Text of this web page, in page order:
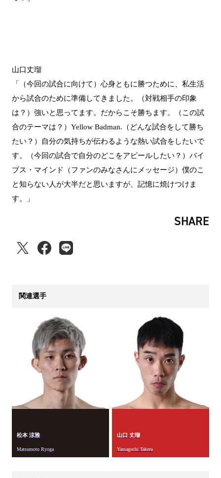
山口丈瑠
「（今回の試合に向けて）心身ともに勝つために、私生活
から試合のために準備してきました。（対戦相手の印象
は？）強いと思ってます。だからこそ勝ちます。（この試
合のテーマは？）Yellow Badman.（どんな試合をして勝ち
たい？）自分の気持ちが伝わるような熱い試合をしたいで
す。（今回の試合で自分のどこをアピールしたい？）バイ
ブス・マインド（ファンのみなさんにメッセージ）僕のこ
と知らない人が大半だと思いますが、記憶に焼けつけま
す。」
SHARE
関連選手
松本 涼雅
Matsumoto Ryoga
山口 丈瑠
Yamaguchi Takeru